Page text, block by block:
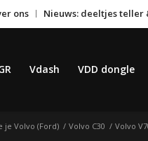
ons Nieuws: deeltjes teller
Vdash VDD dongle
je Volvo (Ford) / Volvo C30 / Volvo